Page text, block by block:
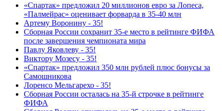
«Спартак» предложил 20 миллионов евро за Лопеса,
«Палмейрас» оценивает форварда в 35-40 млн
Артему Воронину - 35!
Сборная России сохранит 35-е место в рейтинге ФИФА
после завершения чемпионата мира
Павлу Яковлеву - 35!
Виктору Мозесу - 35!
«Спартак» предложил 350 млн рублей плюс бонусы за
Самошникова
Лоренсо Мельгарехо - 35!
Сборная России осталась на 35‑й строчке в рейтинге
ФИФА